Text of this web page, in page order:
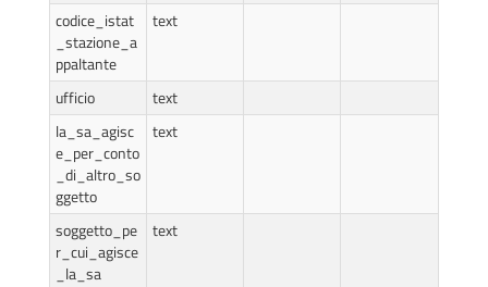
codice_istat
_stazione_a
ppaltante
text
ufficio
text
la_sa_agisc
e_per_conto
_di_altro_so
ggetto
text
soggetto_pe
r_cui_agisce
_la_sa
text